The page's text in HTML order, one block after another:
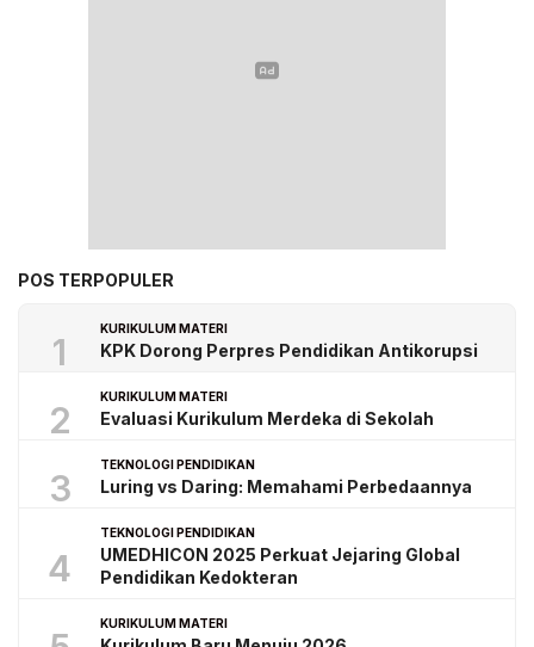
POS TERPOPULER
1
KURIKULUM MATERI
KPK Dorong Perpres Pendidikan Antikorupsi
2
KURIKULUM MATERI
Evaluasi Kurikulum Merdeka di Sekolah
3
TEKNOLOGI PENDIDIKAN
Luring vs Daring: Memahami Perbedaannya
4
TEKNOLOGI PENDIDIKAN
UMEDHICON 2025 Perkuat Jejaring Global
Pendidikan Kedokteran
KURIKULUM MATERI